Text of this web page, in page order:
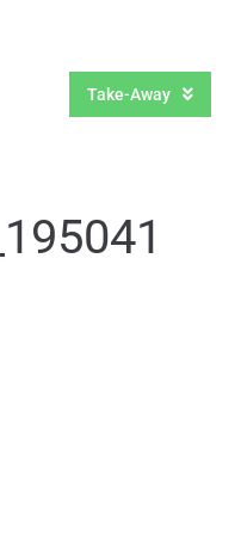
Take-Away